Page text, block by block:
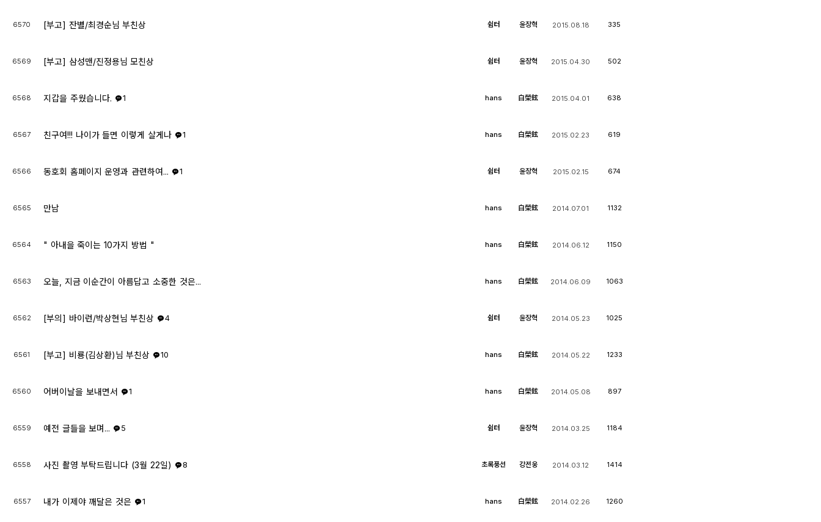
6570 [부고] 잔별/최경순님 부친상 쉼터 윤장혁 2015.08.18 335
6569 [부고] 삼성맨/진정용님 모친상 쉼터 윤장혁 2015.04.30 502
6568 지갑을 주웠습니다. 1 hans 白榮鉉 2015.04.01 638
6567 친구여!!! 나이가 들면 이렇게 살게나 1 hans 白榮鉉 2015.02.23 619
6566 동호회 홈페이지 운영과 관련하여... 1 쉼터 윤장혁 2015.02.15 674
6565 만남 hans 白榮鉉 2014.07.01 1132
6564 " 아내을 죽이는 10가지 방법 " hans 白榮鉉 2014.06.12 1150
6563 오늘, 지금 이순간이 아름답고 소중한 것은... hans 白榮鉉 2014.06.09 1063
6562 [부의] 바이런/박상현님 부친상 4 쉼터 윤장혁 2014.05.23 1025
6561 [부고] 비룡(김상환)님 부친상 10 hans 白榮鉉 2014.05.22 1233
6560 어버이날을 보내면서 1 hans 白榮鉉 2014.05.08 897
6559 예전 글들을 보며... 5 쉼터 윤장혁 2014.03.25 1184
6558 사진 촬영 부탁드립니다 (3월 22일) 8 초록풍선 강전웅 2014.03.12 1414
6557 내가 이제야 깨달은 것은 1 hans 白榮鉉 2014.02.26 1260